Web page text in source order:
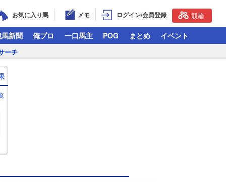
お気に入り馬 メモ ログイン/会員登録 競輪
新聞 俺プロ 一口馬主 POG まとめ イベント
ーチ